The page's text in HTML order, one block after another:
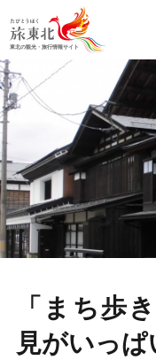
「まち歩
見がいっぱ